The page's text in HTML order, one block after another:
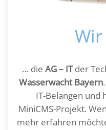
… die AG – ITder
Wasserwacht Bayern
IT-Belangen und
MiniCMS-Projekt.
mehr erfahren